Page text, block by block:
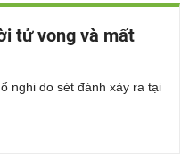
tử vong và mất
nghi do sét đánh xảy ra tại